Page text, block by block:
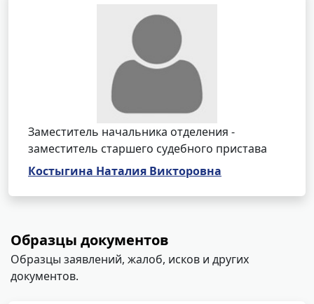
Заместитель начальника отделения -
заместитель старшего судебного пристава
Костыгина Наталия Викторовна
Образцы документов
Образцы заявлений, жалоб, исков и других
документов.